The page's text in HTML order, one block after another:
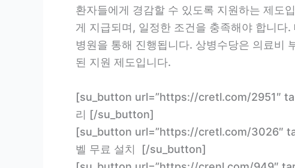
환자들에게 경감할 수 있도록 지원하는 제도
게 지급되며, 일정한 조건을 충족해야 합니
병원을 통해 진행됩니다. 상병수당은 의료비
된 지원 제도입니다.
[su_button url=”https://cretl.com/2951″
리 [/su_button]
[su_button url=”https://cretl.com/3026″
벨 무료 설치 [/su_button]